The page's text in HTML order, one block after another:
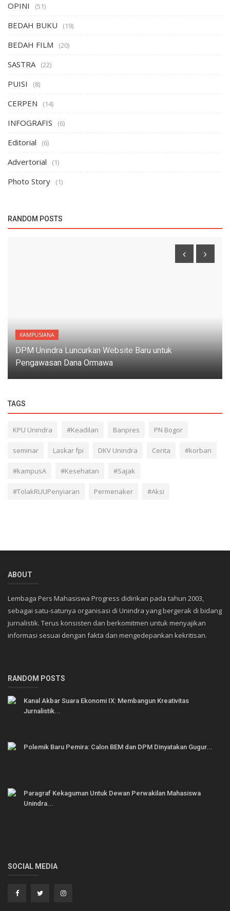
OPINI (51)
BEDAH BUKU (19)
BEDAH FILM (20)
SASTRA (22)
PUISI (8)
CERPEN (14)
INFOGRAFIS (6)
Editorial (6)
Advertorial (1)
Photo Story (1)
RANDOM POSTS
KAMPUSIANA
DPM Unindra Luncurkan Website Baru untuk
Pengawasan Dana Ormawa
TAGS
KPU Unindra #Keadilan Banpres PN Bogor
seminar Laskar fpi DKV Unindra Cerita #korban
#kampusA #Kesehatan #Sajak
#TolakRUUPenyiaran Permenaker #Aksi
ABOUT
Lembaga Pers Mahasiswa Progress didirikan pada tahun 2003,
sebagai satu-satunya organisasi di Unindra yang bergerak di bidang
jurnalistik. Terus konsisten dan berkomitmen untuk menyajikan
informasi sesuai dengan fakta dan mengedepankan kekritisan.
RANDOM POSTS
Kanal Akbar Suara Ekonomi IX: Membangun Kreativitas
Jurnalistik...
Polemik Baru Pemira: Calon BEM dan DPM Dinyatakan Gugur...
Paragraf Kekaguman Untuk Dewan Perwakilan Mahasiswa
Unindra...
SOCIAL MEDIA